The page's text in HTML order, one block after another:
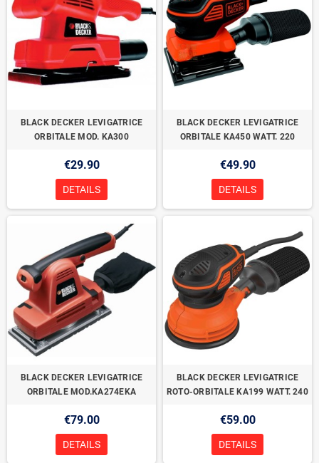
BLACK DECKER LEVIGATRICE
ORBITALE MOD. KA300
€29.90
DETAILS
BLACK DECKER LEVIGATRICE
ORBITALE KA450 WATT. 220
€49.90
DETAILS
BLACK DECKER LEVIGATRICE
ORBITALE MOD.KA274EKA
€79.00
DETAILS
BLACK DECKER LEVIGATRICE
ROTO-ORBITALE KA199 WATT. 240
€59.00
DETAILS